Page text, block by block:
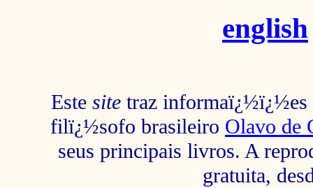
english
Este site traz informaï¿½ï¿½es
filï¿½sofo brasileiro Olavo de
seus principais livros. A
gratuita,